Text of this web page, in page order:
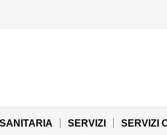
Terni
SERVIZI SERVIZI